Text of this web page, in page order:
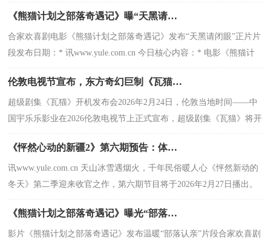
《熊猫计划之部落奇遇记》曝“天黑请闭眼”正片片段，部落抽签玄机暗藏百变笑料，全员
合家欢喜剧电影《熊猫计划之部落奇遇记》发布“天黑请闭眼”正片片
段发布日期：* 讯www.yule.com.cn 今日核心内容：* 电影《熊猫计
伦敦电视节宣布，东方奇幻巨制《瓦猫》正式启动，将深度挖掘东方人文精神，融合神秘图
超级剧集《瓦猫》开机发布会2026年2月24日，伦敦当地时间——中
国宇乐乐影业在2026伦敦电视节上正式宣布，超级剧集《瓦猫》将开
《怦然心动的新疆2》第六期预告：体验民俗盛宴，感受冬日温情。
讯www.yule.com.cn 天山冰雪遇烟火，千年民俗暖人心《怦然新动的
冬天》第二季迎来收官之作，第六期节目将于2026年2月27日播出。
《熊猫计划之部落奇遇记》曝光“部落认亲”片段，马丽于洋温暖演绎爱的拥抱。
影片《熊猫计划之部落奇遇记》发布温暖“部落认亲”片段合家欢喜剧